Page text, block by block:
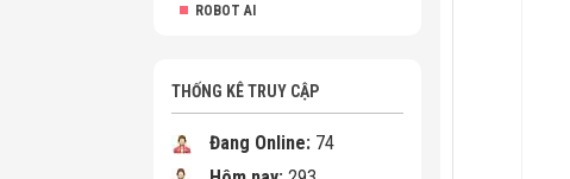
ROBOT AI
THỐNG KÊ TRUY CẬP
Đang Online: 74